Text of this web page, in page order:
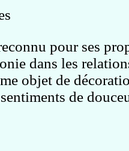
pour ses
dans les
objet de
de